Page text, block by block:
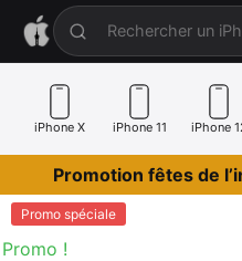
iPhone X iPhone 11 iPhone
Promotion fêtes de
Promo spéciale
Promo !